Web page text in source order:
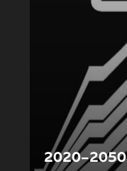
2020–2050